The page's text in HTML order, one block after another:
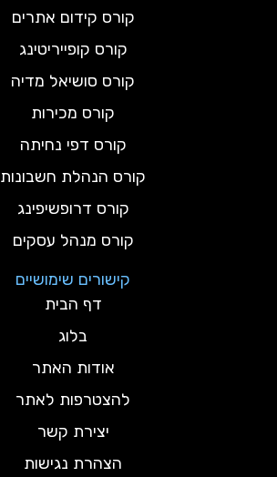
קורס קידום אתרים
קורס קופייריטינג
קורס סושיאל מדיה
קורס מכירות
קורס דפי נחיתה
קורס הנהלת חשבונות
קורס דרופשיפינג
קורס מנהל עסקים
קישורים שימושיים
דף הבית
בלוג
אודות האתר
להצטרפות לאתר
יצירת קשר
הצהרת נגישות